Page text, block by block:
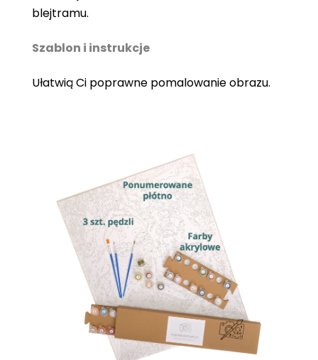
blejtramu.
Szablon i instrukcje
Ułatwią Ci poprawne pomalowanie obrazu.